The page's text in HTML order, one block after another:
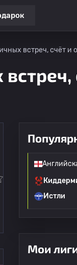
встреч, счёт и
Истли
Мои